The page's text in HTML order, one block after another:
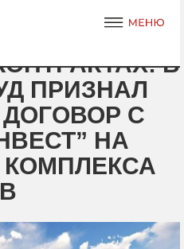
В
ПРИЗНАЛ
С
НА